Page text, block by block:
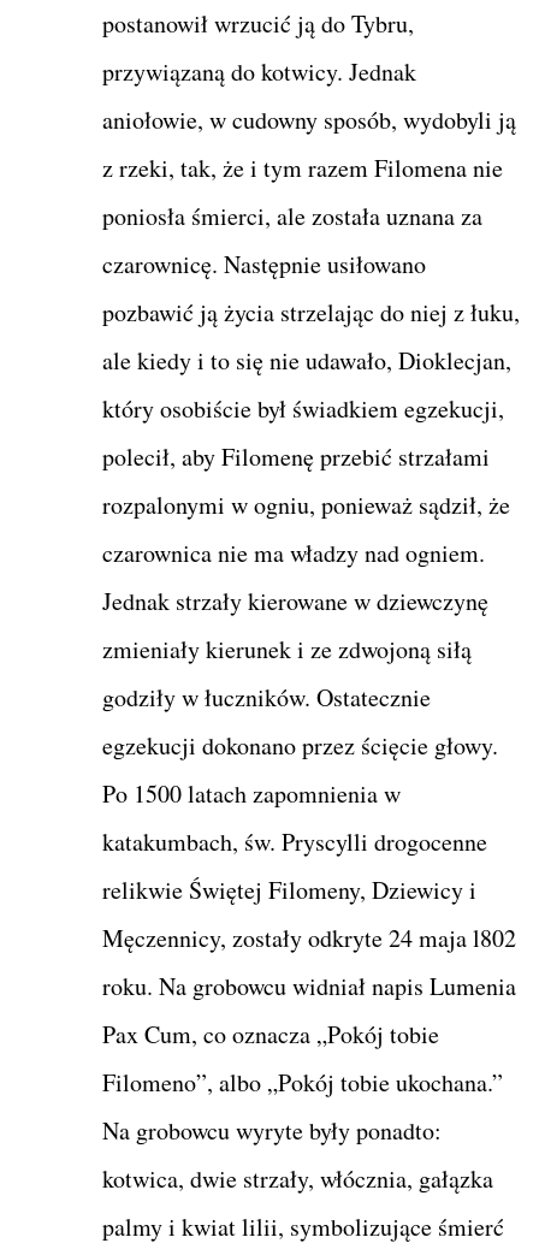
postanowił wrzucić ją do Tybru,
przywiązaną do kotwicy. Jednak
aniołowie, w cudowny sposób, wydobyli ją
z rzeki, tak, że i tym razem Filomena nie
poniosła śmierci, ale została uznana za
czarownicę. Następnie usiłowano
pozbawić ją życia strzelając do niej z łuku,
ale kiedy i to się nie udawało, Dioklecjan,
który osobiście był świadkiem egzekucji,
polecił, aby Filomenę przebić strzałami
rozpalonymi w ogniu, ponieważ sądził, że
czarownica nie ma władzy nad ogniem.
Jednak strzały kierowane w dziewczynę
zmieniały kierunek i ze zdwojoną siłą
godziły w łuczników. Ostatecznie
egzekucji dokonano przez ścięcie głowy.
Po 1500 latach zapomnienia w
katakumbach, św. Pryscylli drogocenne
relikwie Świętej Filomeny, Dziewicy i
Męczennicy, zostały odkryte 24 maja l802
roku. Na grobowcu widniał napis Lumenia
Pax Cum, co oznacza „Pokój tobie
Filomeno”, albo „Pokój tobie ukochana.”
Na grobowcu wyryte były ponadto:
kotwica, dwie strzały, włócznia, gałązka
palmy i kwiat lilii, symbolizujące śmierć